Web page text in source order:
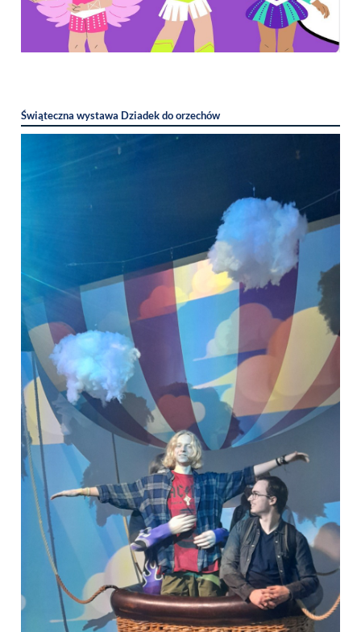
Świąteczna wystawa Dziadek do orzechów